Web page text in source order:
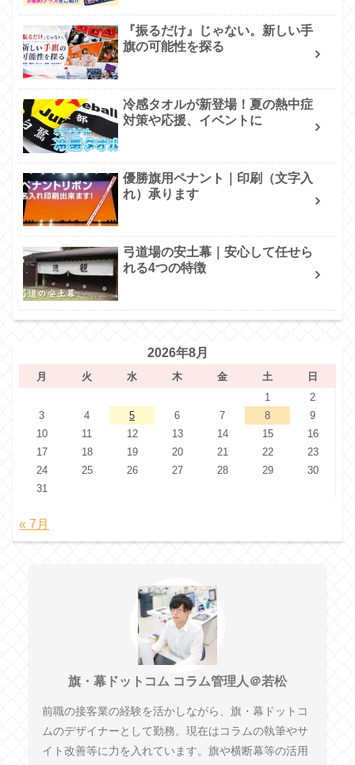
『振るだけ』じゃない。新しい手
旗の可能性を探る
冷感タオルが新登場！夏の熱中症
対策や応援、イベントに
優勝旗用ペナント｜印刷（文字入
れ）承ります
弓道場の安土幕｜安心して任せら
れる4つの特徴
2026年8月
月 火 水 木 金 土
日
1
2
3
4 5 6 7 8
9
10
11 12 13 14 15
16
17
18 19 20 21 22
23
24
25 26 27 28 29
30
31
« 7月
旗・幕ドットコム コラム管理人＠若松
前職の接客業の経験を活かしながら、旗・幕ドットコ
ムのデザイナーとして勤務。現在はコラムの執筆やサ
イト改善等に力を入れています。旗や横断幕等の活用